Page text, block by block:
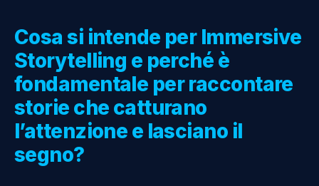
Cosa si intende per Immersive
Storytelling e perché è
fondamentale per raccontare
storie che catturano
l’attenzione e lasciano il
segno?